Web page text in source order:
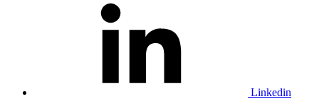
Linkedin